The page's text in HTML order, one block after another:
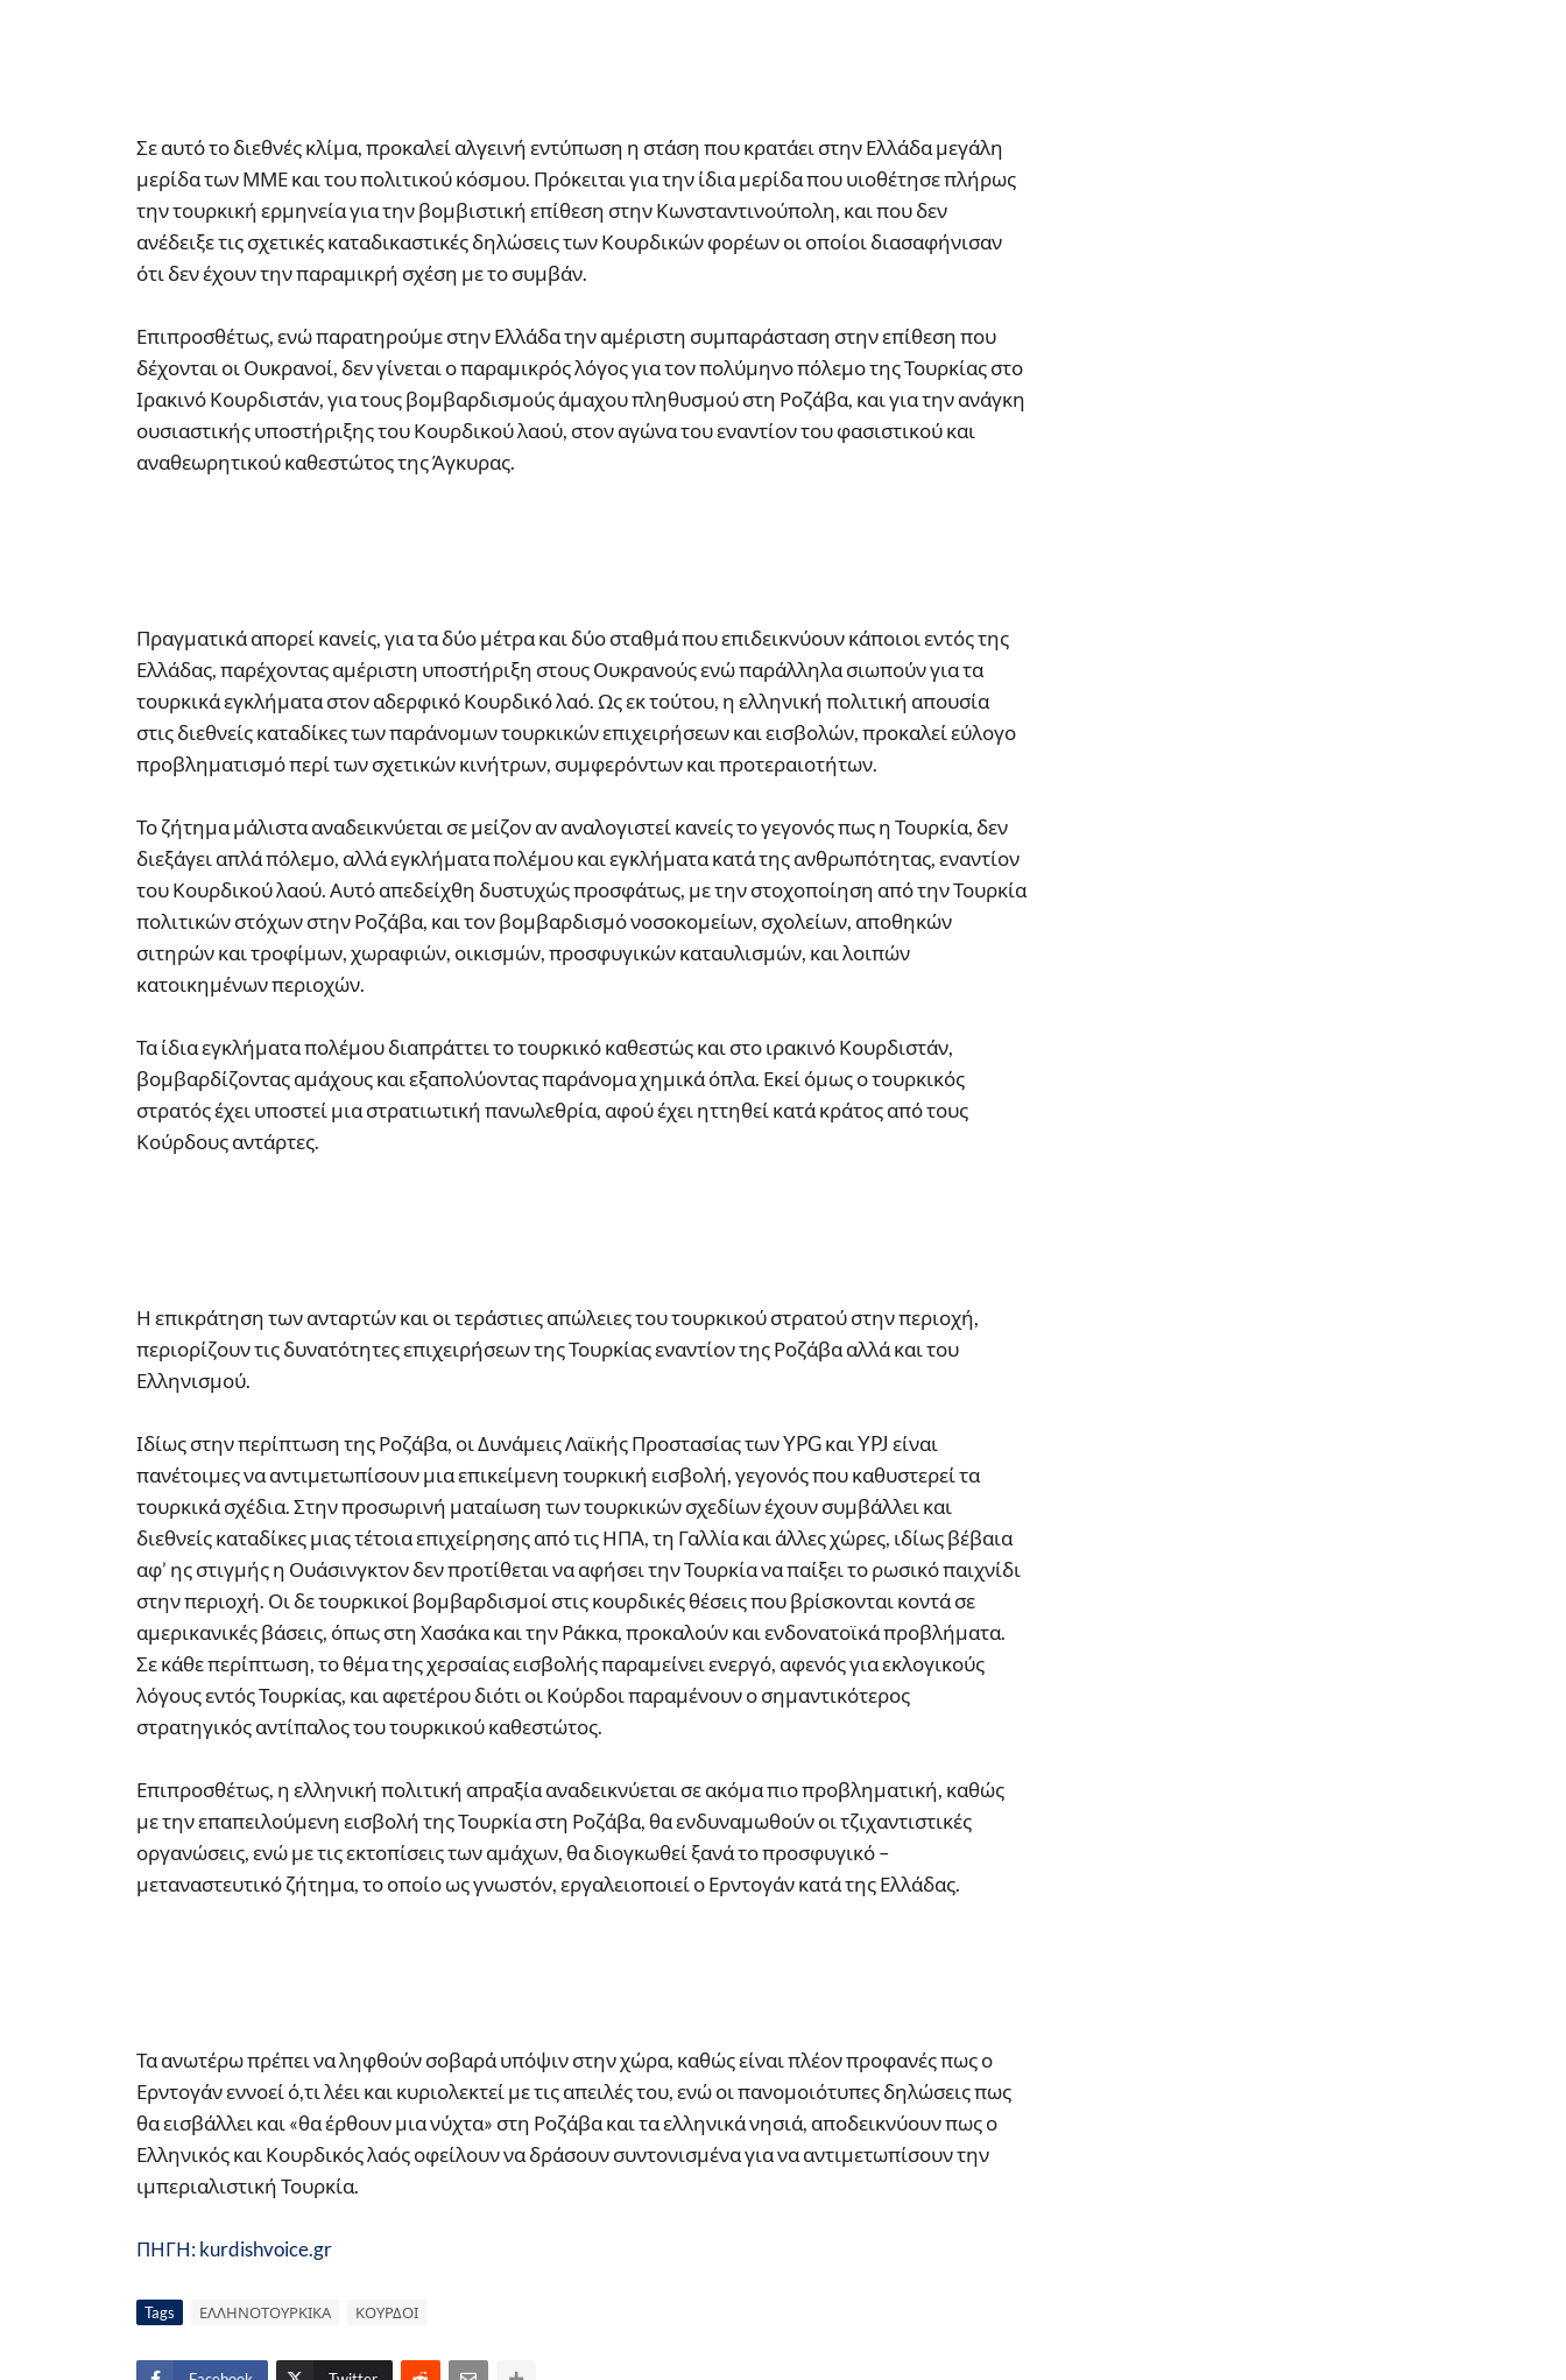
Σε αυτό το διεθνές κλίμα, προκαλεί αλγεινή εντύπωση η στάση που κρατάει στην Ελλάδα μεγάλη
μερίδα των ΜΜΕ και του πολιτικού κόσμου. Πρόκειται για την ίδια μερίδα που υιοθέτησε πλήρως
την τουρκική ερμηνεία για την βομβιστική επίθεση στην Κωνσταντινούπολη, και που δεν
ανέδειξε τις σχετικές καταδικαστικές δηλώσεις των Κουρδικών φορέων οι οποίοι διασαφήνισαν
ότι δεν έχουν την παραμικρή σχέση με το συμβάν.
Επιπροσθέτως, ενώ παρατηρούμε στην Ελλάδα την αμέριστη συμπαράσταση στην επίθεση που
δέχονται οι Ουκρανοί, δεν γίνεται ο παραμικρός λόγος για τον πολύμηνο πόλεμο της Τουρκίας στο
Ιρακινό Κουρδιστάν, για τους βομβαρδισμούς άμαχου πληθυσμού στη Ροζάβα, και για την ανάγκη
ουσιαστικής υποστήριξης του Κουρδικού λαού, στον αγώνα του εναντίον του φασιστικού και
αναθεωρητικού καθεστώτος της Άγκυρας.
Πραγματικά απορεί κανείς, για τα δύο μέτρα και δύο σταθμά που επιδεικνύουν κάποιοι εντός της
Ελλάδας, παρέχοντας αμέριστη υποστήριξη στους Ουκρανούς ενώ παράλληλα σιωπούν για τα
τουρκικά εγκλήματα στον αδερφικό Κουρδικό λαό. Ως εκ τούτου, η ελληνική πολιτική απουσία
στις διεθνείς καταδίκες των παράνομων τουρκικών επιχειρήσεων και εισβολών, προκαλεί εύλογο
προβληματισμό περί των σχετικών κινήτρων, συμφερόντων και προτεραιοτήτων.
Το ζήτημα μάλιστα αναδεικνύεται σε μείζον αν αναλογιστεί κανείς το γεγονός πως η Τουρκία, δεν
διεξάγει απλά πόλεμο, αλλά εγκλήματα πολέμου και εγκλήματα κατά της ανθρωπότητας, εναντίον
του Κουρδικού λαού. Αυτό απεδείχθη δυστυχώς προσφάτως, με την στοχοποίηση από την Τουρκία
πολιτικών στόχων στην Ροζάβα, και τον βομβαρδισμό νοσοκομείων, σχολείων, αποθηκών
σιτηρών και τροφίμων, χωραφιών, οικισμών, προσφυγικών καταυλισμών, και λοιπών
κατοικημένων περιοχών.
Τα ίδια εγκλήματα πολέμου διαπράττει το τουρκικό καθεστώς και στο ιρακινό Κουρδιστάν,
βομβαρδίζοντας αμάχους και εξαπολύοντας παράνομα χημικά όπλα. Εκεί όμως ο τουρκικός
στρατός έχει υποστεί μια στρατιωτική πανωλεθρία, αφού έχει ηττηθεί κατά κράτος από τους
Κούρδους αντάρτες.
Η επικράτηση των ανταρτών και οι τεράστιες απώλειες του τουρκικού στρατού στην περιοχή,
περιορίζουν τις δυνατότητες επιχειρήσεων της Τουρκίας εναντίον της Ροζάβα αλλά και του
Ελληνισμού.
Ιδίως στην περίπτωση της Ροζάβα, οι Δυνάμεις Λαϊκής Προστασίας των YPG και YPJ είναι
πανέτοιμες να αντιμετωπίσουν μια επικείμενη τουρκική εισβολή, γεγονός που καθυστερεί τα
τουρκικά σχέδια. Στην προσωρινή ματαίωση των τουρκικών σχεδίων έχουν συμβάλλει και
διεθνείς καταδίκες μιας τέτοια επιχείρησης από τις ΗΠΑ, τη Γαλλία και άλλες χώρες, ιδίως βέβαια
αφ’ ης στιγμής η Ουάσινγκτον δεν προτίθεται να αφήσει την Τουρκία να παίξει το ρωσικό παιχνίδι
στην περιοχή. Οι δε τουρκικοί βομβαρδισμοί στις κουρδικές θέσεις που βρίσκονται κοντά σε
αμερικανικές βάσεις, όπως στη Χασάκα και την Ράκκα, προκαλούν και ενδονατοϊκά προβλήματα.
Σε κάθε περίπτωση, το θέμα της χερσαίας εισβολής παραμείνει ενεργό, αφενός για εκλογικούς
λόγους εντός Τουρκίας, και αφετέρου διότι οι Κούρδοι παραμένουν ο σημαντικότερος
στρατηγικός αντίπαλος του τουρκικού καθεστώτος.
Επιπροσθέτως, η ελληνική πολιτική απραξία αναδεικνύεται σε ακόμα πιο προβληματική, καθώς
με την επαπειλούμενη εισβολή της Τουρκία στη Ροζάβα, θα ενδυναμωθούν οι τζιχαντιστικές
οργανώσεις, ενώ με τις εκτοπίσεις των αμάχων, θα διογκωθεί ξανά το προσφυγικό –
μεταναστευτικό ζήτημα, το οποίο ως γνωστόν, εργαλειοποιεί ο Ερντογάν κατά της Ελλάδας.
Τα ανωτέρω πρέπει να ληφθούν σοβαρά υπόψιν στην χώρα, καθώς είναι πλέον προφανές πως ο
Ερντογάν εννοεί ό,τι λέει και κυριολεκτεί με τις απειλές του, ενώ οι πανομοιότυπες δηλώσεις πως
θα εισβάλλει και «θα έρθουν μια νύχτα» στη Ροζάβα και τα ελληνικά νησιά, αποδεικνύουν πως ο
Ελληνικός και Κουρδικός λαός οφείλουν να δράσουν συντονισμένα για να αντιμετωπίσουν την
ιμπεριαλιστική Τουρκία.
ΠΗΓΗ: kurdishvoice.gr
Tags ΕΛΛΗΝΟΤΟΥΡΚΙΚΑ ΚΟΥΡΔΟΙ